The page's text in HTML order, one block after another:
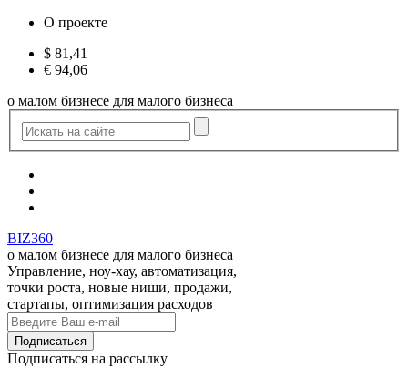
О проекте
$ 81,41
€ 94,06
о малом бизнесе для малого бизнеса
BIZ360
о малом бизнесе для малого бизнеса
Управление, ноу-хау, автоматизация,
точки роста, новые ниши, продажи,
стартапы, оптимизация расходов
Подписаться на рассылку